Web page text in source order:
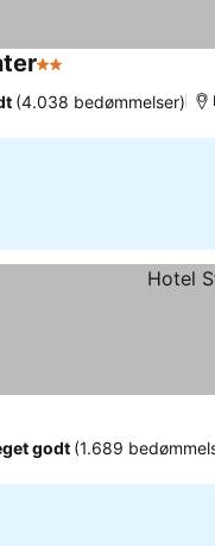
2 Stjerner
(4.038 bedømmelser)
godt (1.689